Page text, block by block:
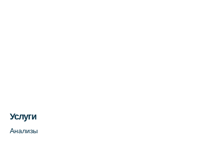
Медицинский центр на пр. Просвещения,
12к2 (официальный партнер)
Услуги
Анализы